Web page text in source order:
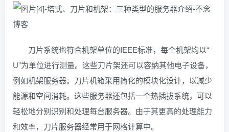
刀片系统也符合机架单位的IEEE标准，每个机架均以“
U”为单位进行测量。这些刀片架还可以容纳其他电子设备，
例如机架服务器。刀片机箱采用简化的模块化设计，以减少
能源和空间消耗。这些服务器还包括一个热插拔系统，可以
轻松地分别识别和处理每台服务器。由于其更高的处理能力
和效率，刀片服务器经常用于网格计算中。